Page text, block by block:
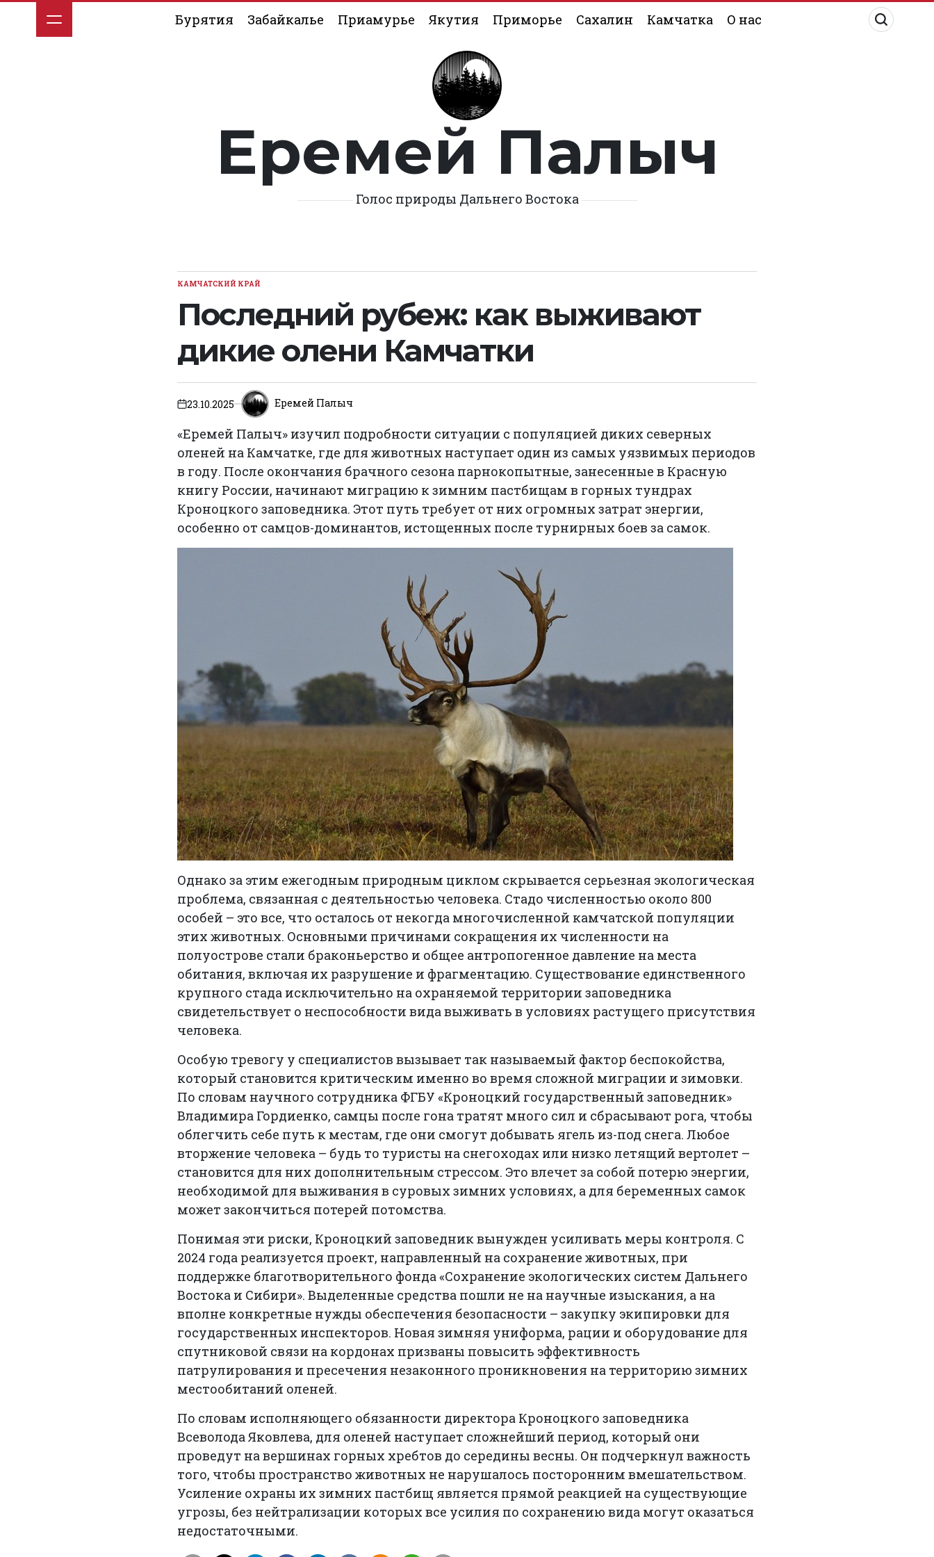
Бурятия Забайкалье Приамурье Якутия Приморье Сахалин Камчатка О нас
Еремей Палыч
Голос природы Дальнего Востока
ОПУБЛИКОВАНО
КАМЧАТСКИЙ КРАЙ
Последний рубеж: как выживают
дикие олени Камчатки
on23.10.2025 Еремей Палыч
«Еремей Палыч» изучил подробности ситуации с популяцией диких северных
оленей на Камчатке, где для животных наступает один из самых уязвимых периодов
в году. После окончания брачного сезона парнокопытные, занесенные в Красную
книгу России, начинают миграцию к зимним пастбищам в горных тундрах
Кроноцкого заповедника. Этот путь требует от них огромных затрат энергии,
особенно от самцов-доминантов, истощенных после турнирных боев за самок.
Однако за этим ежегодным природным циклом скрывается серьезная экологическая
проблема, связанная с деятельностью человека. Стадо численностью около 800
особей – это все, что осталось от некогда многочисленной камчатской популяции
этих животных. Основными причинами сокращения их численности на
полуострове стали браконьерство и общее антропогенное давление на места
обитания, включая их разрушение и фрагментацию. Существование единственного
крупного стада исключительно на охраняемой территории заповедника
свидетельствует о неспособности вида выживать в условиях растущего присутствия
человека.
Особую тревогу у специалистов вызывает так называемый фактор беспокойства,
который становится критическим именно во время сложной миграции и зимовки.
По словам научного сотрудника ФГБУ «Кроноцкий государственный заповедник»
Владимира Гордиенко, самцы после гона тратят много сил и сбрасывают рога, чтобы
облегчить себе путь к местам, где они смогут добывать ягель из-под снега. Любое
вторжение человека – будь то туристы на снегоходах или низко летящий вертолет –
становится для них дополнительным стрессом. Это влечет за собой потерю энергии,
необходимой для выживания в суровых зимних условиях, а для беременных самок
может закончиться потерей потомства.
Понимая эти риски, Кроноцкий заповедник вынужден усиливать меры контроля. С
2024 года реализуется проект, направленный на сохранение животных, при
поддержке благотворительного фонда «Сохранение экологических систем Дальнего
Востока и Сибири». Выделенные средства пошли не на научные изыскания, а на
вполне конкретные нужды обеспечения безопасности – закупку экипировки для
государственных инспекторов. Новая зимняя униформа, рации и оборудование для
спутниковой связи на кордонах призваны повысить эффективность
патрулирования и пресечения незаконного проникновения на территорию зимних
местообитаний оленей.
По словам исполняющего обязанности директора Кроноцкого заповедника
Всеволода Яковлева, для оленей наступает сложнейший период, который они
проведут на вершинах горных хребтов до середины весны. Он подчеркнул важность
того, чтобы пространство животных не нарушалось посторонним вмешательством.
Усиление охраны их зимних пастбищ является прямой реакцией на существующие
угрозы, без нейтрализации которых все усилия по сохранению вида могут оказаться
недостаточными.